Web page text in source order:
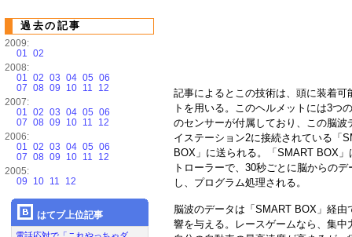
記事によるとこの技術は、頭に装着可
トを用いる。このヘルメットには3つ
のセンサーが付属しており、この脳波
イステーション2に接続されている「
BOX」に送られる。「SMART BOX」
トローラーで、30秒ごとに脳からのデ
し、プログラム処理される。
脳波のデータは「SMART BOX」経由
響を与える。レースゲームなら、集中
過去の記事
2009:
01 02
2008:
01 02 03 04 05 06
07 08 09 10 11
12
2007:
01 02 03 04 05 06
07 08 09 10 11
12
2006:
01 02 03 04 05 06
07 08 09 10 11
12
2005:
09
10 11 12
はてブ上位記事